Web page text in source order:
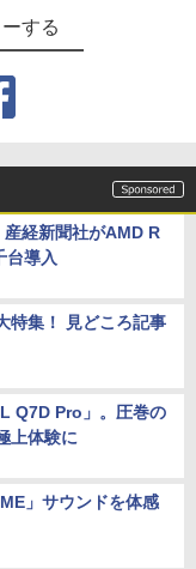
する
経新聞社がAMD R
導入
特集！ 見どころ記事
Q7D Pro」。圧巻の
上体験に
」サウンドを体感